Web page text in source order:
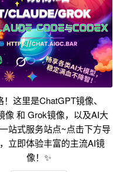
！这里是ChatGPT镜像、
像 和 Grok镜像，以及AI大
站式服务站点~点击下方导
立即体验丰富的主流AI镜
像！✨